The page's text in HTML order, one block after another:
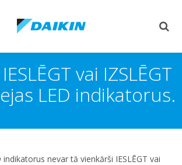
vai IZSLĒGT
LED indikatorus.
nevar tā vienkārši IESLĒGT vai